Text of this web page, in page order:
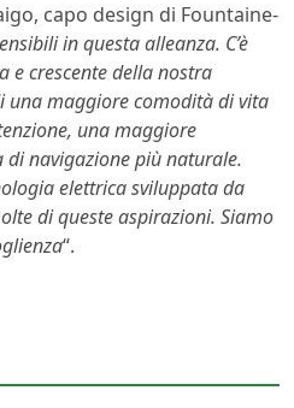
capo design di Fountaine-
in questa alleanza. C’è
e crescente della nostra
una maggiore comodità di vita
una maggiore
di navigazione più naturale.
elettrica sviluppata da
di queste aspirazioni. Siamo
“.